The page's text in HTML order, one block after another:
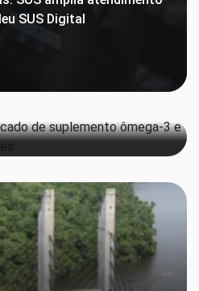
SUS Digital
de suplemento
de repelentes